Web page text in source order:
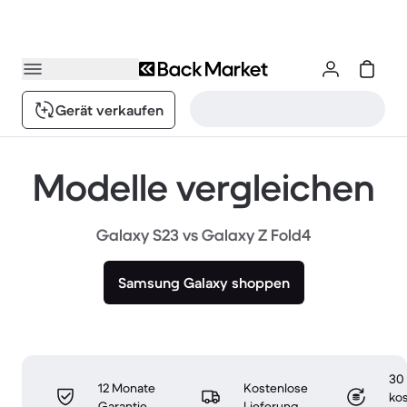
Gerät verkaufen
Modelle vergleichen
Galaxy S23 vs Galaxy Z Fold4
Samsung Galaxy shoppen
12 Monate
Kostenlose
30